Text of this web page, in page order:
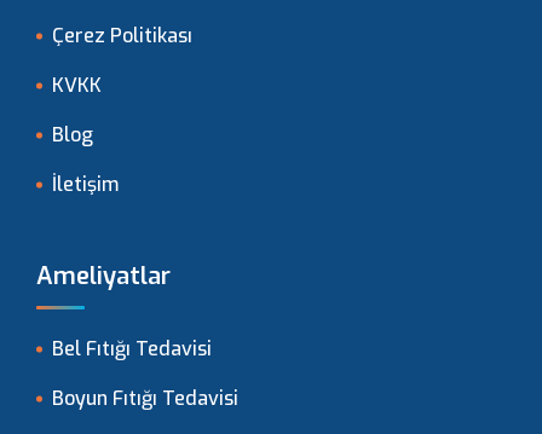
Çerez Politikası
KVKK
Blog
İletişim
Ameliyatlar
Bel Fıtığı Tedavisi
Boyun Fıtığı Tedavisi